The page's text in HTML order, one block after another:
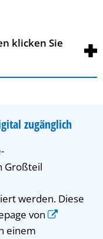
klicken Sie
zugänglich
Großteil
werden. Diese
von
einem